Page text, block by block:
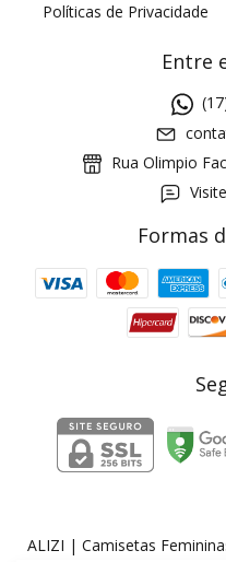
Políticas de Privacidade
Entre
Rua Olimpio
Formas
ALIZI | Camisetas
Cupom 1a compra:
2 pecas